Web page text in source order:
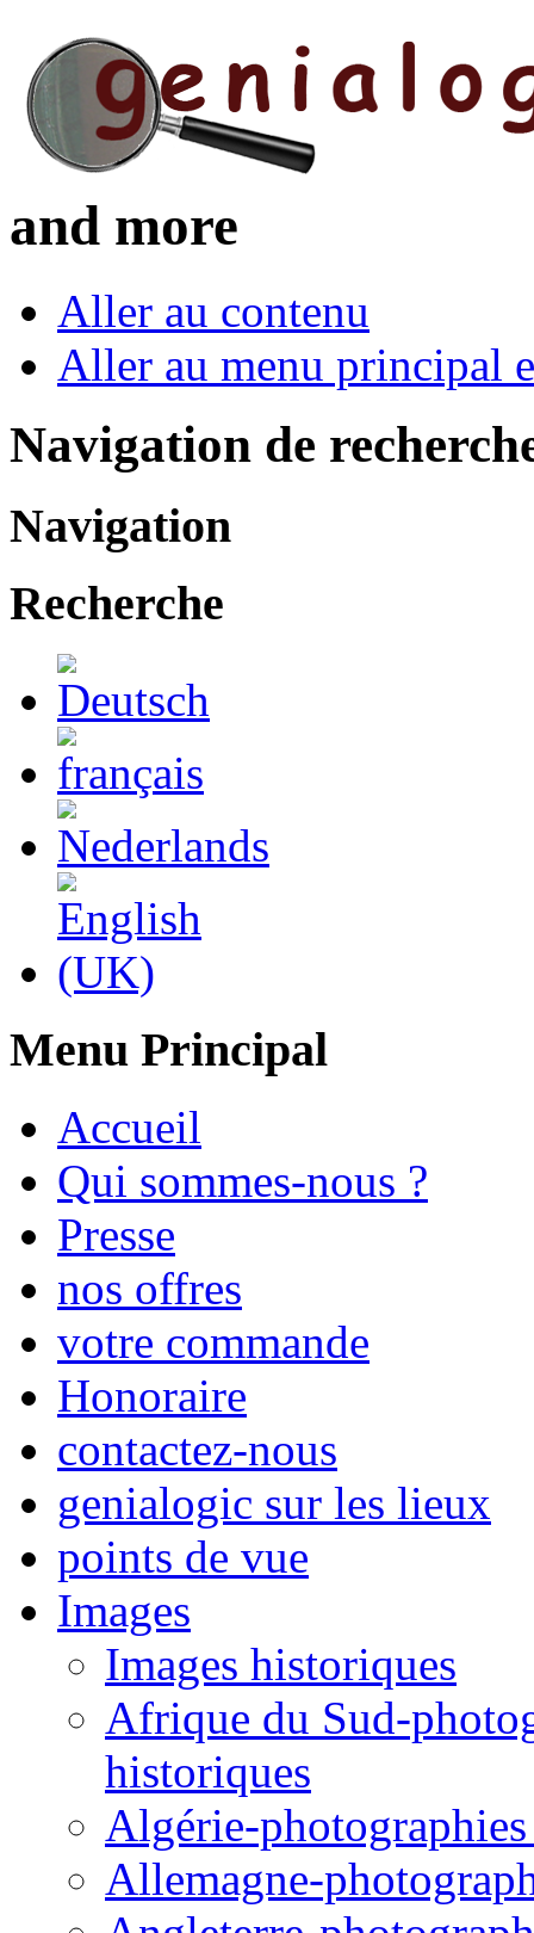
and more
Aller au contenu
Aller au menu principal
Navigation de
Navigation
Recherche
Menu Principal
Accueil
Qui sommes-nous ?
Presse
nos offres
votre commande
Honoraire
contactez-nous
genialogic sur les lieux
points de vue
Images
Images historiques
Afrique du Sud-
historiques
Algérie-
Allemagne-